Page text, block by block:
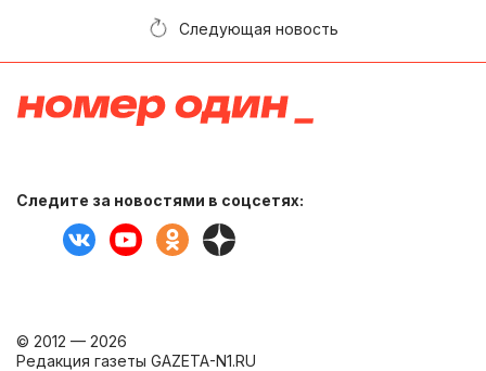
Следующая новость
Следите за новостями в соцсетях:
© 2012 — 2026
Редакция газеты GAZETA-N1.RU